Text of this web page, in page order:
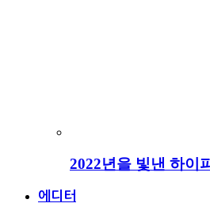
2022년을 빛낸 하이
에디터